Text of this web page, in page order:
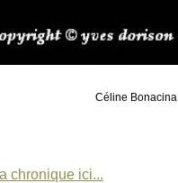
Céline Bonacina
chronique ici...